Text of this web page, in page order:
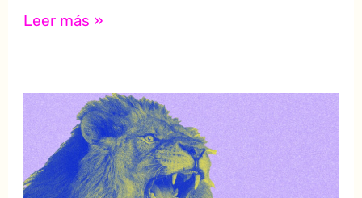
Leer más »
comunico
que